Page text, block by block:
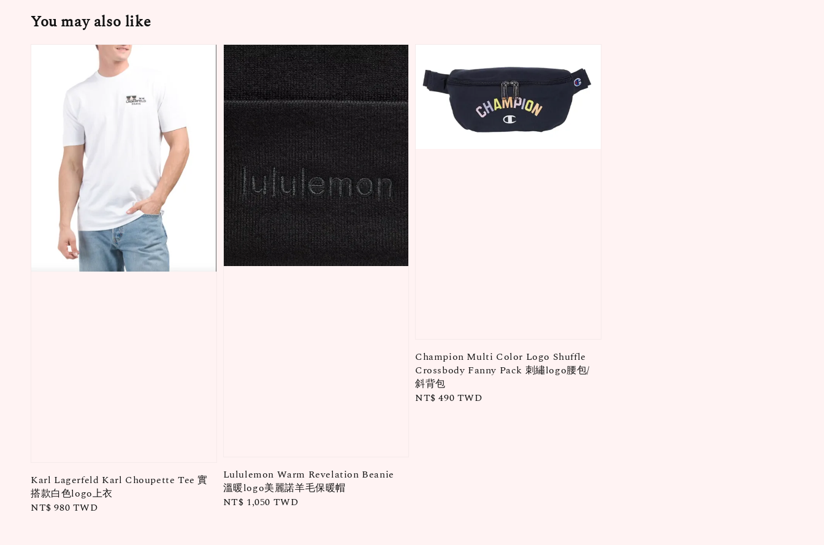
You may also like
Karl Lagerfeld Karl Choupette Tee 實
搭款白色logo上衣
Regular
NT$ 980 TWD
Lululemon Warm Revelation Beanie
溫暖logo美麗諾羊毛保暖帽
Regular
NT$ 1,050 TWD
Champion Multi Color Logo Shuffle
Crossbody Fanny Pack 刺繡logo腰包/
斜背包
Regular
NT$ 490 TWD